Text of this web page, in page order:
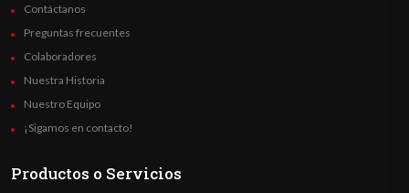
Contáctanos
Preguntas frecuentes
Colaboradores
Nuestra Historia
Nuestro Equipo
¡Sigamos en contacto!
Productos o Servicios